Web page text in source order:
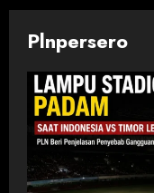
Plnpersero